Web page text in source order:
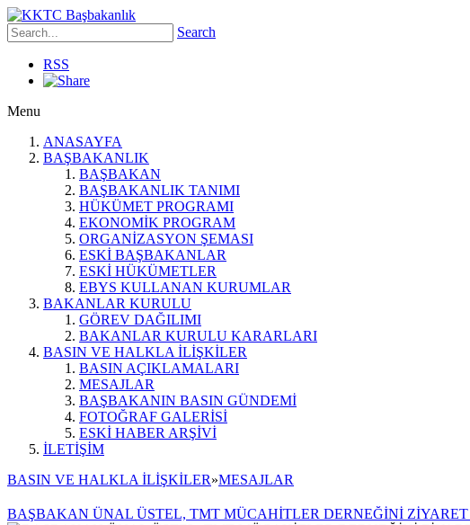
Search
RSS
Menu
ANASAYFA
BAŞBAKANLIK
BAŞBAKAN
BAŞBAKANLIK TANIMI
HÜKÜMET PROGRAMI
EKONOMİK PROGRAM
ORGANİZASYON ŞEMASI
ESKİ BAŞBAKANLAR
ESKİ HÜKÜMETLER
EBYS KULLANAN KURUMLAR
BAKANLAR KURULU
GÖREV DAĞILIMI
BAKANLAR KURULU KARARLARI
BASIN VE HALKLA İLİŞKİLER
BASIN AÇIKLAMALARI
MESAJLAR
BAŞBAKANIN BASIN GÜNDEMİ
FOTOĞRAF GALERİSİ
ESKİ HABER ARŞİVİ
İLETİŞİM
BASIN VE HALKLA İLİŞKİLER»MESAJLAR
BAŞBAKAN ÜNAL ÜSTEL, TMT MÜCAHİTLER DERNEĞİNİ